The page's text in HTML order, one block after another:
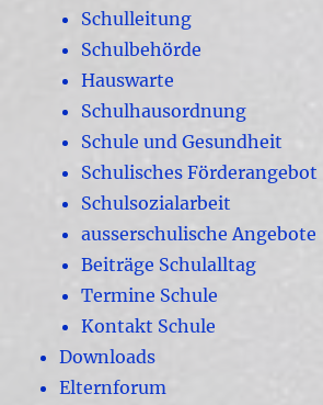
Schulleitung
Schulbehörde
Hauswarte
Schulhausordnung
Schule und Gesundheit
Schulisches Förderangebot
Schulsozialarbeit
ausserschulische Angebote
Beiträge Schulalltag
Termine Schule
Kontakt Schule
Downloads
Elternforum